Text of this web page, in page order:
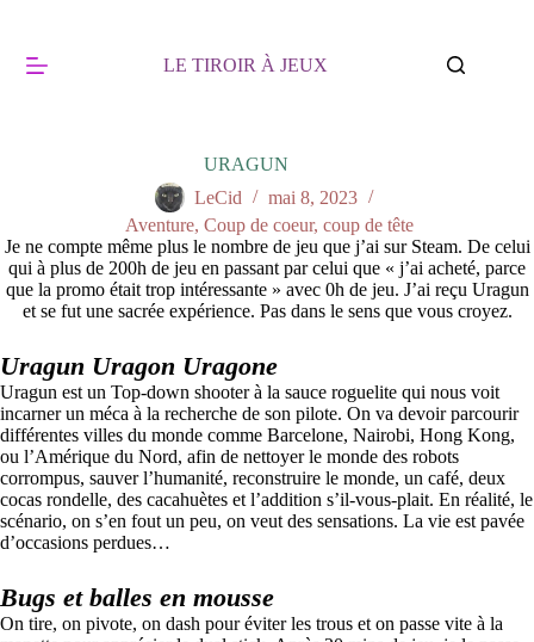
LE TIROIR À JEUX
URAGUN
LeCid
mai 8, 2023
Aventure,Coup de coeur, coup de tête
Je ne compte même plus le nombre de jeu que j’ai sur Steam. De celui
qui à plus de 200h de jeu en passant par celui que « j’ai acheté, parce
que la promo était trop intéressante » avec 0h de jeu. J’ai reçu Uragun
et se fut une sacrée expérience. Pas dans le sens que vous croyez.
Uragun Uragon Uragone
Uragun est un Top-down shooter à la sauce roguelite qui nous voit
incarner un méca à la recherche de son pilote. On va devoir parcourir
différentes villes du monde comme Barcelone, Nairobi, Hong Kong,
ou l’Amérique du Nord, afin de nettoyer le monde des robots
corrompus, sauver l’humanité, reconstruire le monde, un café, deux
cocas rondelle, des cacahuètes et l’addition s’il-vous-plait. En réalité, le
scénario, on s’en fout un peu, on veut des sensations. La vie est pavée
d’occasions perdues…
Bugs et balles en mousse
On tire, on pivote, on dash pour éviter les trous et on passe vite à la